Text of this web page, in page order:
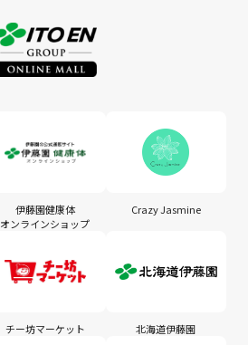
伊藤園健康体
オンラインショップ
Crazy Jasmine
チー坊マーケット 北海道伊藤園